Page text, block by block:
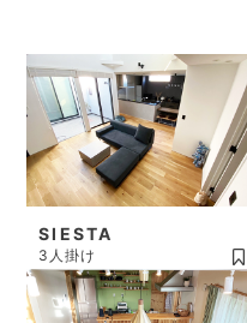
SIESTA
3人掛け